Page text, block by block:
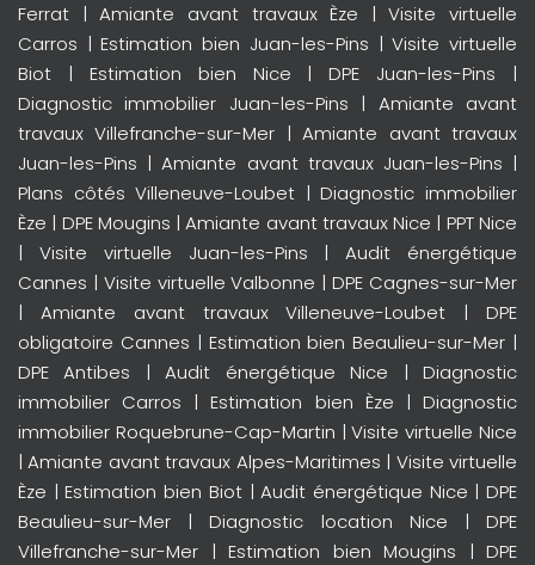
Ferrat |Amiante avant travaux Èze |Visite virtuelle
Carros |Estimation bien Juan-les-Pins |Visite virtuelle
Biot | Estimation bien Nice |DPE Juan-les-Pins |
Diagnostic immobilier Juan-les-Pins | Amiante avant
travaux Villefranche-sur-Mer |Amiante avant travaux
Juan-les-Pins |Amiante avant travaux Juan-les-Pins |
Plans côtés Villeneuve-Loubet |Diagnostic immobilier
Èze | DPE Mougins |Amiante avant travaux Nice | PPT Nice
| Visite virtuelle Juan-les-Pins |Audit énergétique
Cannes | Visite virtuelle Valbonne |DPE Cagnes-sur-Mer
| Amiante avant travaux Villeneuve-Loubet |DPE
obligatoire Cannes | Estimation bien Beaulieu-sur-Mer |
DPE Antibes |Audit énergétique Nice |Diagnostic
immobilier Carros |Estimation bien Èze |Diagnostic
immobilier Roquebrune-Cap-Martin |Visite virtuelle Nice
|Amiante avant travaux Alpes-Maritimes | Visite virtuelle
Èze |Estimation bien Biot|Audit énergétique Nice |DPE
Beaulieu-sur-Mer |Diagnostic location Nice |DPE
Villefranche-sur-Mer | Estimation bien Mougins | DPE